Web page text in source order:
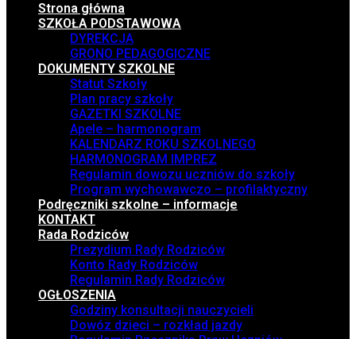
Strona główna
SZKOŁA PODSTAWOWA
DYREKCJA
GRONO PEDAGOGICZNE
DOKUMENTY SZKOLNE
Statut Szkoły
Plan pracy szkoły
GAZETKI SZKOLNE
Apele – harmonogram
KALENDARZ ROKU SZKOLNEGO
HARMONOGRAM IMPREZ
Regulamin dowozu uczniów do szkoły
Program wychowawczo – profilaktyczny
Podręczniki szkolne – informacje
KONTAKT
Rada Rodziców
Prezydium Rady Rodziców
Konto Rady Rodziców
Regulamin Rady Rodziców
OGŁOSZENIA
Godziny konsultacji nauczycieli
Dowóz dzieci – rozkład jazdy